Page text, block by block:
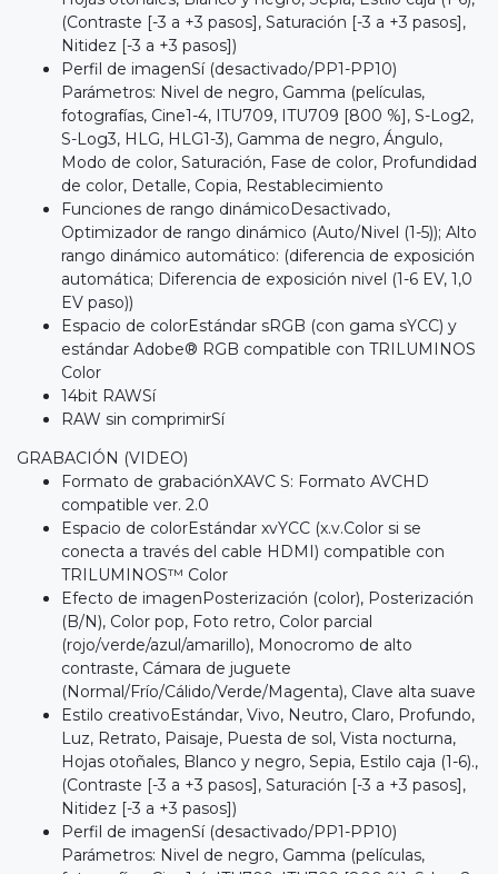
(Contraste [-3 a +3 pasos], Saturación [-3 a +3 pasos],
Nitidez [-3 a +3 pasos])
Perfil de imagenSí (desactivado/PP1-PP10)
Parámetros: Nivel de negro, Gamma (películas,
fotografías, Cine1-4, ITU709, ITU709 [800 %], S-Log2,
S-Log3, HLG, HLG1-3), Gamma de negro, Ángulo,
Modo de color, Saturación, Fase de color, Profundidad
de color, Detalle, Copia, Restablecimiento
Funciones de rango dinámicoDesactivado,
Optimizador de rango dinámico (Auto/Nivel (1-5)); Alto
rango dinámico automático: (diferencia de exposición
automática; Diferencia de exposición nivel (1-6 EV, 1,0
EV paso))
Espacio de colorEstándar sRGB (con gama sYCC) y
estándar Adobe® RGB compatible con TRILUMINOS
Color
14bit RAWSí
RAW sin comprimirSí
GRABACIÓN (VIDEO)
Formato de grabaciónXAVC S: Formato AVCHD
compatible ver. 2.0
Espacio de colorEstándar xvYCC (x.v.Color si se
conecta a través del cable HDMI) compatible con
TRILUMINOS™ Color
Efecto de imagenPosterización (color), Posterización
(B/N), Color pop, Foto retro, Color parcial
(rojo/verde/azul/amarillo), Monocromo de alto
contraste, Cámara de juguete
(Normal/Frío/Cálido/Verde/Magenta), Clave alta suave
Estilo creativoEstándar, Vivo, Neutro, Claro, Profundo,
Luz, Retrato, Paisaje, Puesta de sol, Vista nocturna,
Hojas otoñales, Blanco y negro, Sepia, Estilo caja (1-6).,
(Contraste [-3 a +3 pasos], Saturación [-3 a +3 pasos],
Nitidez [-3 a +3 pasos])
Perfil de imagenSí (desactivado/PP1-PP10)
Parámetros: Nivel de negro, Gamma (películas,